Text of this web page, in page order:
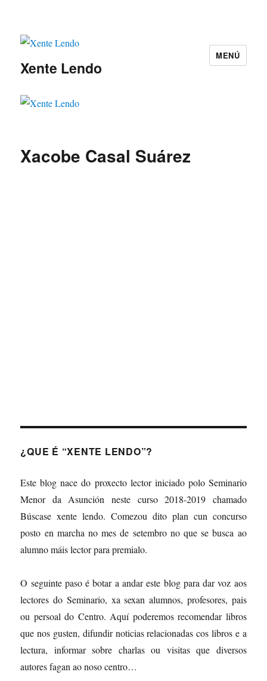
Xente Lendo
MENÚ
Xacobe Casal Suárez
¿QUE É “XENTE LENDO”?
Este blog nace do proxecto lector iniciado polo Seminario
Menor da Asunción neste curso 2018-2019 chamado
Búscase xente lendo. Comezou dito plan cun concurso
posto en marcha no mes de setembro no que se busca ao
alumno máis lector para premialo.
O seguinte paso é botar a andar este blog para dar voz aos
lectores do Seminario, xa sexan alumnos, profesores, pais
ou persoal do Centro. Aquí poderemos recomendar libros
que nos gusten, difundir noticias relacionadas cos libros e a
lectura, informar sobre charlas ou visitas que diversos
autores fagan ao noso centro…